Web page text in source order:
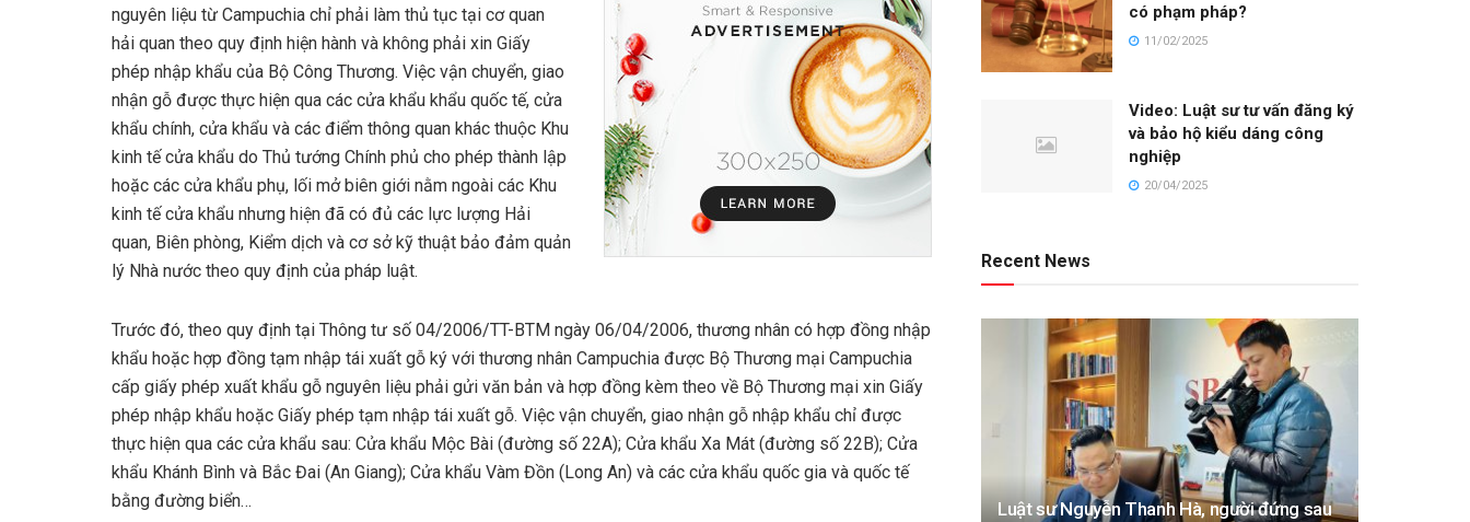
nguyên liệu từ Campuchia chỉ phải làm thủ tục tại cơ quan
hải quan theo quy định hiện hành và không phải xin Giấy
phép nhập khẩu của Bộ Công Thương. Việc vận chuyển, giao
nhận gỗ được thực hiện qua các cửa khẩu khẩu quốc tế, cửa
khẩu chính, cửa khẩu và các điểm thông quan khác thuộc Khu
kinh tế cửa khẩu do Thủ tướng Chính phủ cho phép thành lập
hoặc các cửa khẩu phụ, lối mở biên giới nằm ngoài các Khu
kinh tế cửa khẩu nhưng hiện đã có đủ các lực lượng Hải
quan, Biên phòng, Kiểm dịch và cơ sở kỹ thuật bảo đảm quản
lý Nhà nước theo quy định của pháp luật.
Trước đó, theo quy định tại Thông tư số 04/2006/TT-BTM ngày 06/04/2006, thương nhân có hợp đồng nhập
khẩu hoặc hợp đồng tạm nhập tái xuất gỗ ký với thương nhân Campuchia được Bộ Thương mại Campuchia
cấp giấy phép xuất khẩu gỗ nguyên liệu phải gửi văn bản và hợp đồng kèm theo về Bộ Thương mại xin Giấy
phép nhập khẩu hoặc Giấy phép tạm nhập tái xuất gỗ. Việc vận chuyển, giao nhận gỗ nhập khẩu chỉ được
thực hiện qua các cửa khẩu sau: Cửa khẩu Mộc Bài (đường số 22A); Cửa khẩu Xa Mát (đường số 22B); Cửa
khẩu Khánh Bình và Bắc Đai (An Giang); Cửa khẩu Vàm Đồn (Long An) và các cửa khẩu quốc gia và quốc tế
bằng đường biển…
có phạm pháp?
11/02/2025
Video: Luật sư tư vấn đăng ký
và bảo hộ kiểu dáng công
nghiệp
20/04/2025
Recent News
Luật sư Nguyễn Thanh Hà, người đứng sau